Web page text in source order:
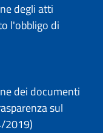
degli atti
l'obbligo di
dei documenti
sul
2019)